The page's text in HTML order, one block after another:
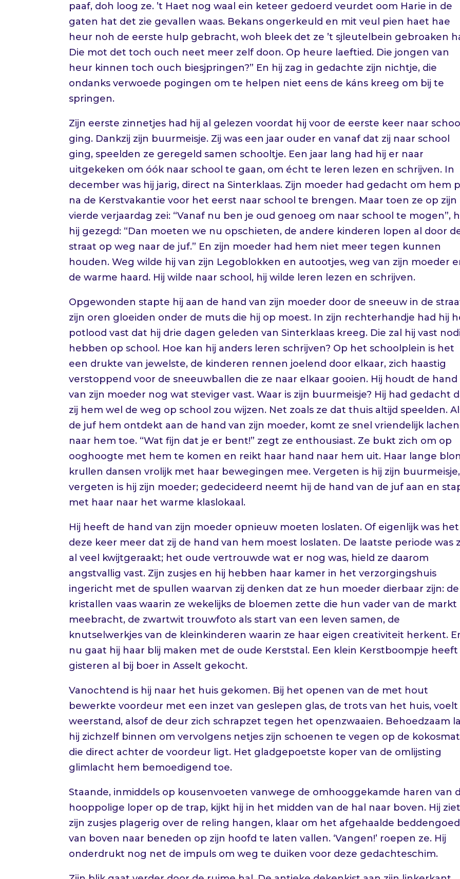
paaf, doh loog ze. ’t Haet nog waal ein keteer gedoerd veurdet oom Harie in de
gaten hat det zie gevallen waas. Bekans ongerkeuld en mit veul pien haet hae
heur noh de eerste hulp gebracht, woh bleek det ze ’t sjleutelbein gebroaken
Die mot det toch ouch neet meer zelf doon. Op heure laeftied. Die jongen van
heur kinnen toch ouch biesjpringen?” En hij zag in gedachte zijn nichtje, die
ondanks verwoede pogingen om te helpen niet eens de káns kreeg om bij te
springen.
Zijn eerste zinnetjes had hij al gelezen voordat hij voor de eerste keer naar school
ging. Dankzij zijn buurmeisje. Zij was een jaar ouder en vanaf dat zij naar school
ging, speelden ze geregeld samen schooltje. Een jaar lang had hij er naar
uitgekeken om óók naar school te gaan, om écht te leren lezen en schrijven. In
december was hij jarig, direct na Sinterklaas. Zijn moeder had gedacht om hem
na de Kerstvakantie voor het eerst naar school te brengen. Maar toen ze op zijn
vierde verjaardag zei: “Vanaf nu ben je oud genoeg om naar school te mogen”,
hij gezegd: “Dan moeten we nu opschieten, de andere kinderen lopen al door
straat op weg naar de juf.” En zijn moeder had hem niet meer tegen kunnen
houden. Weg wilde hij van zijn Legoblokken en autootjes, weg van zijn moeder
de warme haard. Hij wilde naar school, hij wilde leren lezen en schrijven.
Opgewonden stapte hij aan de hand van zijn moeder door de sneeuw in de
zijn oren gloeiden onder de muts die hij op moest. In zijn rechterhandje had hij
potlood vast dat hij drie dagen geleden van Sinterklaas kreeg. Die zal hij vast
hebben op school. Hoe kan hij anders leren schrijven? Op het schoolplein is het
een drukte van jewelste, de kinderen rennen joelend door elkaar, zich haastig
verstoppend voor de sneeuwballen die ze naar elkaar gooien. Hij houdt de hand
van zijn moeder nog wat steviger vast. Waar is zijn buurmeisje? Hij had gedacht
zij hem wel de weg op school zou wijzen. Net zoals ze dat thuis altijd speelden.
de juf hem ontdekt aan de hand van zijn moeder, komt ze snel vriendelijk
naar hem toe. “Wat fijn dat je er bent!” zegt ze enthousiast. Ze bukt zich om op
ooghoogte met hem te komen en reikt haar hand naar hem uit. Haar lange
krullen dansen vrolijk met haar bewegingen mee. Vergeten is hij zijn buurmeisje,
vergeten is hij zijn moeder; gedecideerd neemt hij de hand van de juf aan en
met haar naar het warme klaslokaal.
Hij heeft de hand van zijn moeder opnieuw moeten loslaten. Of eigenlijk was het
deze keer meer dat zij de hand van hem moest loslaten. De laatste periode was
al veel kwijtgeraakt; het oude vertrouwde wat er nog was, hield ze daarom
angstvallig vast. Zijn zusjes en hij hebben haar kamer in het verzorgingshuis
ingericht met de spullen waarvan zij denken dat ze hun moeder dierbaar zijn: de
kristallen vaas waarin ze wekelijks de bloemen zette die hun vader van de markt
meebracht, de zwartwit trouwfoto als start van een leven samen, de
knutselwerkjes van de kleinkinderen waarin ze haar eigen creativiteit herkent.
nu gaat hij haar blij maken met de oude Kerststal. Een klein Kerstboompje heeft
gisteren al bij boer in Asselt gekocht.
Vanochtend is hij naar het huis gekomen. Bij het openen van de met hout
bewerkte voordeur met een inzet van geslepen glas, de trots van het huis, voelt
weerstand, alsof de deur zich schrapzet tegen het openzwaaien. Behoedzaam
hij zichzelf binnen om vervolgens netjes zijn schoenen te vegen op de kokosmat
die direct achter de voordeur ligt. Het gladgepoetste koper van de omlijsting
glimlacht hem bemoedigend toe.
Staande, inmiddels op kousenvoeten vanwege de omhooggekamde haren van
hooppolige loper op de trap, kijkt hij in het midden van de hal naar boven. Hij ziet
zijn zusjes plagerig over de reling hangen, klaar om het afgehaalde beddengoed
van boven naar beneden op zijn hoofd te laten vallen. ‘Vangen!’ roepen ze. Hij
onderdrukt nog net de impuls om weg te duiken voor deze gedachteschim.